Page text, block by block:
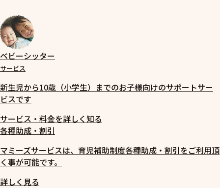
ベビーシッター
サービス
新生児から10歳（小学生）までのお子様向けのサポートサー
ビスです
サービス・料金を詳しく知る
各種助成・割引
マミーズサービスは、育児補助制度各種助成・割引をご利用頂
く事が可能です。
詳しく見る